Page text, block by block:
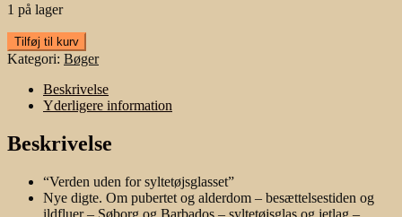
1 på lager
"Verden
uden
syltetøjsglasset"
antal
Tilføj til kurv
Kategori: Bøger
Beskrivelse
Yderligere information
Beskrivelse
“Verden uden for syltetøjsglasset”
Nye digte. Om pubertet og alderdom – besættelsestiden og
ildfluer – Søborg og Barbados – syltetøjsglas og jetlag –